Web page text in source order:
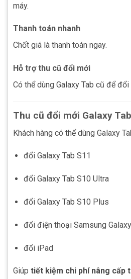
máy.
Thanh toán nhanh
Chốt giá là thanh toán ngay.
Hỗ trợ thu cũ đổi mới
Có thể dùng Galaxy Tab cũ để
Thu cũ đổi mới Galaxy
Khách hàng có thể dùng Galaxy
đổi Galaxy Tab S11
đổi Galaxy Tab S10 Ultra
đổi Galaxy Tab S10 Plus
đổi điện thoại Samsung Galaxy
đổi iPad
Giúp tiết kiệm chi phí nâng cấp